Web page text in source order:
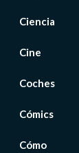
Ciencia
Cine
Coches
Cómics
Cómo